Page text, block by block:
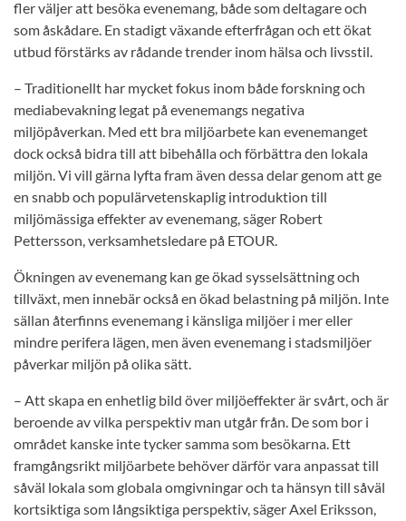
fler väljer att besöka evenemang, både som deltagare och
som åskådare. En stadigt växande efterfrågan och ett ökat
utbud förstärks av rådande trender inom hälsa och livsstil.
– Traditionellt har mycket fokus inom både forskning och
mediabevakning legat på evenemangs negativa
miljöpåverkan. Med ett bra miljöarbete kan evenemanget
dock också bidra till att bibehålla och förbättra den lokala
miljön. Vi vill gärna lyfta fram även dessa delar genom att ge
en snabb och populärvetenskaplig introduktion till
miljömässiga effekter av evenemang, säger Robert
Pettersson, verksamhetsledare på ETOUR.
Ökningen av evenemang kan ge ökad sysselsättning och
tillväxt, men innebär också en ökad belastning på miljön. Inte
sällan återfinns evenemang i känsliga miljöer i mer eller
mindre perifera lägen, men även evenemang i stadsmiljöer
påverkar miljön på olika sätt.
– Att skapa en enhetlig bild över miljöeffekter är svårt, och är
beroende av vilka perspektiv man utgår från. De som bor i
området kanske inte tycker samma som besökarna. Ett
framgångsrikt miljöarbete behöver därför vara anpassat till
såväl lokala som globala omgivningar och ta hänsyn till såväl
kortsiktiga som långsiktiga perspektiv, säger Axel Eriksson,